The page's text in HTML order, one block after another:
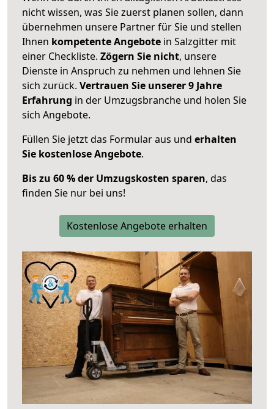
nicht wissen, was Sie zuerst planen sollen, dann
übernehmen unsere Partner für Sie und stellen
Ihnen kompetente Angebote in Salzgitter mit
einer Checkliste. Zögern Sie nicht, unsere
Dienste in Anspruch zu nehmen und lehnen Sie
sich zurück. Vertrauen Sie unserer 9 Jahre
Erfahrung in der Umzugsbranche und holen Sie
sich Angebote.
Füllen Sie jetzt das Formular aus und erhalten
Sie kostenlose Angebote.
Bis zu 60 % der Umzugskosten sparen, das
finden Sie nur bei uns!
Kostenlose Angebote erhalten